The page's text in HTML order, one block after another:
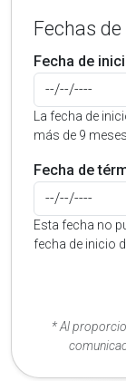
Fechas
Fecha de
La fecha de
más de 9
Fecha de
Esta fecha no
fecha de inicio
* Al